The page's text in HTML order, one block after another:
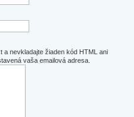
a nevkladajte žiaden kód HTML ani
vaša emailová adresa.